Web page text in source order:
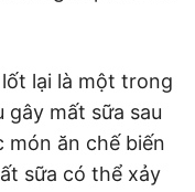
lại là một trong
gây mất sữa sau
món ăn chế biến
sữa có thể xảy